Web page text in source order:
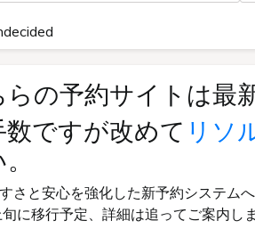
らの予約サイトは最
数ですが改めて リソ
さと安心を強化した新予約システムへ
に移行予定、詳細は追ってご案内しま